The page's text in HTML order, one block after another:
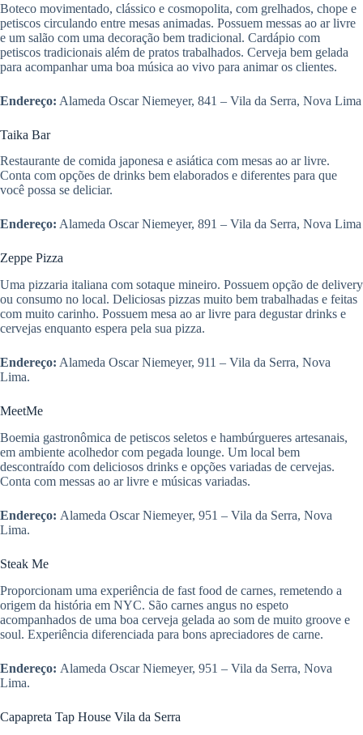
Boteco movimentado, clássico e cosmopolita, com grelhados, chope e
petiscos circulando entre mesas animadas. Possuem messas ao ar livre
e um salão com uma decoração bem tradicional. Cardápio com
petiscos tradicionais além de pratos trabalhados. Cerveja bem gelada
para acompanhar uma boa música ao vivo para animar os clientes.
Endereço: Alameda Oscar Niemeyer, 841 – Vila da Serra, Nova Lima
Taika Bar
Restaurante de comida japonesa e asiática com mesas ao ar livre.
Conta com opções de drinks bem elaborados e diferentes para que
você possa se deliciar.
Endereço: Alameda Oscar Niemeyer, 891 – Vila da Serra, Nova Lima
Zeppe Pizza
Uma pizzaria italiana com sotaque mineiro. Possuem opção de delivery
ou consumo no local. Deliciosas pizzas muito bem trabalhadas e feitas
com muito carinho. Possuem mesa ao ar livre para degustar drinks e
cervejas enquanto espera pela sua pizza.
Endereço: Alameda Oscar Niemeyer, 911 – Vila da Serra, Nova
Lima.
MeetMe
Boemia gastronômica de petiscos seletos e hambúrgueres artesanais,
em ambiente acolhedor com pegada lounge. Um local bem
descontraído com deliciosos drinks e opções variadas de cervejas.
Conta com messas ao ar livre e músicas variadas.
Endereço: Alameda Oscar Niemeyer, 951 – Vila da Serra, Nova
Lima.
Steak Me
Proporcionam uma experiência de fast food de carnes, remetendo a
origem da história em NYC. São carnes angus no espeto
acompanhados de uma boa cerveja gelada ao som de muito groove e
soul. Experiência diferenciada para bons apreciadores de carne.
Endereço: Alameda Oscar Niemeyer, 951 – Vila da Serra, Nova
Lima.
Capapreta Tap House Vila da Serra